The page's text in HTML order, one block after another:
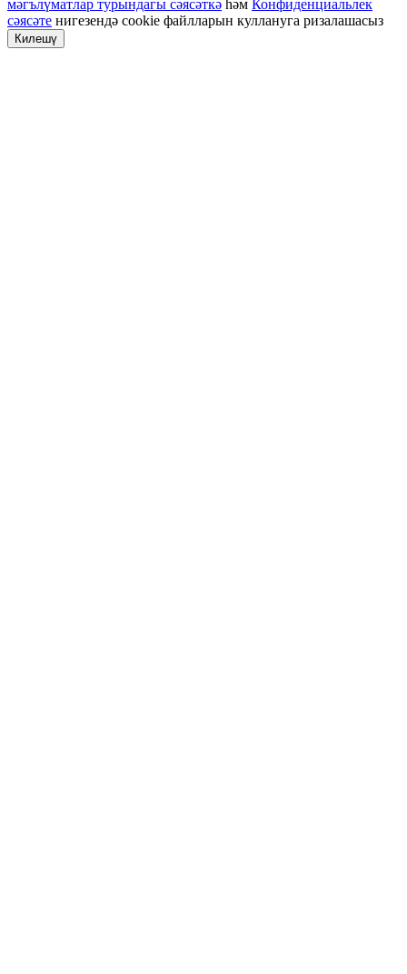
мәгълүматлар турындагы сәясәткә һәм Конфиденциальлек
сәясәте нигезендә cookie файлларын куллануга ризалашасыз
Килешү